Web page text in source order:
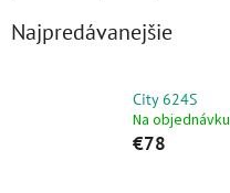
Najpredávanejšie
City 624S
Na objednávku
€78